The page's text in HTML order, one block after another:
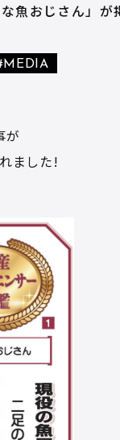
魚おじさん」が
が
ました!